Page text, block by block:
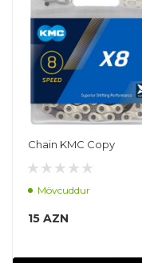
Chain KMC Copy
Mövcuddur
15 AZN